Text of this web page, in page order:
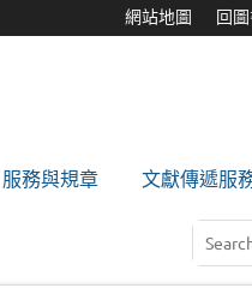
網站地圖 回
服務與規章 文獻傳遞服